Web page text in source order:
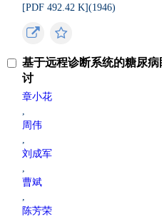
[PDF 492.42 K](1946)
基于远程诊断系统的糖尿
讨
章小花
,
周伟
,
刘成军
,
曹斌
,
陈芳荣